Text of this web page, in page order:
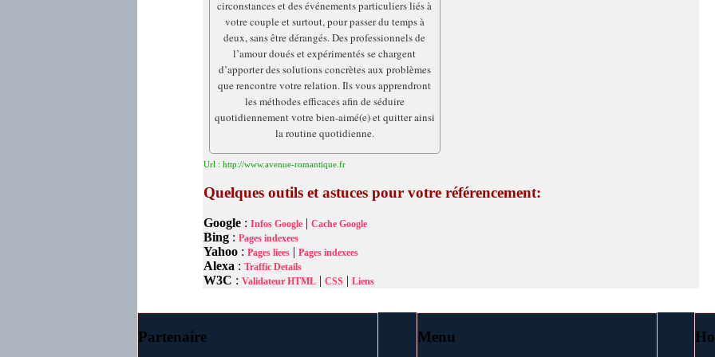
circonstances et des événements particuliers liés à
votre couple et surtout, pour passer du temps à
deux, sans être dérangés. Des professionnels de
l’amour doués et expérimentés se chargent
d’apporter des solutions concrètes aux problèmes
que rencontre votre relation. Ils vous apprendront
les méthodes efficaces afin de séduire
quotidiennement votre bien-aimé(e) et quitter ainsi
la routine quotidienne.
Url : http://www.avenue-romantique.fr
Quelques outils et astuces pour votre référencement:
Google: Infos Google| Cache Google
Bing: Pages indexees
Yahoo: Pages liees| Pages indexees
Alexa: Traffic Details
W3C : Validateur HTML| CSS | Liens
Menu
Partenaire